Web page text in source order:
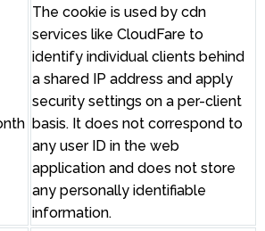
The cookie is used by cdn
services like CloudFare to
identify individual clients behind
a shared IP address and apply
security settings on a per-client
basis. It does not correspond to
any user ID in the web
application and does not store
any personally identifiable
information.